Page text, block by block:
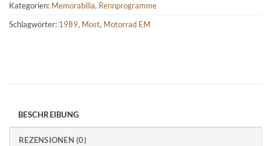
Kategorien: Memorabilia, Rennprogramme
Schlagwörter: 1989, Most, Motorrad EM
BESCHREIBUNG
REZENSIONEN (0)